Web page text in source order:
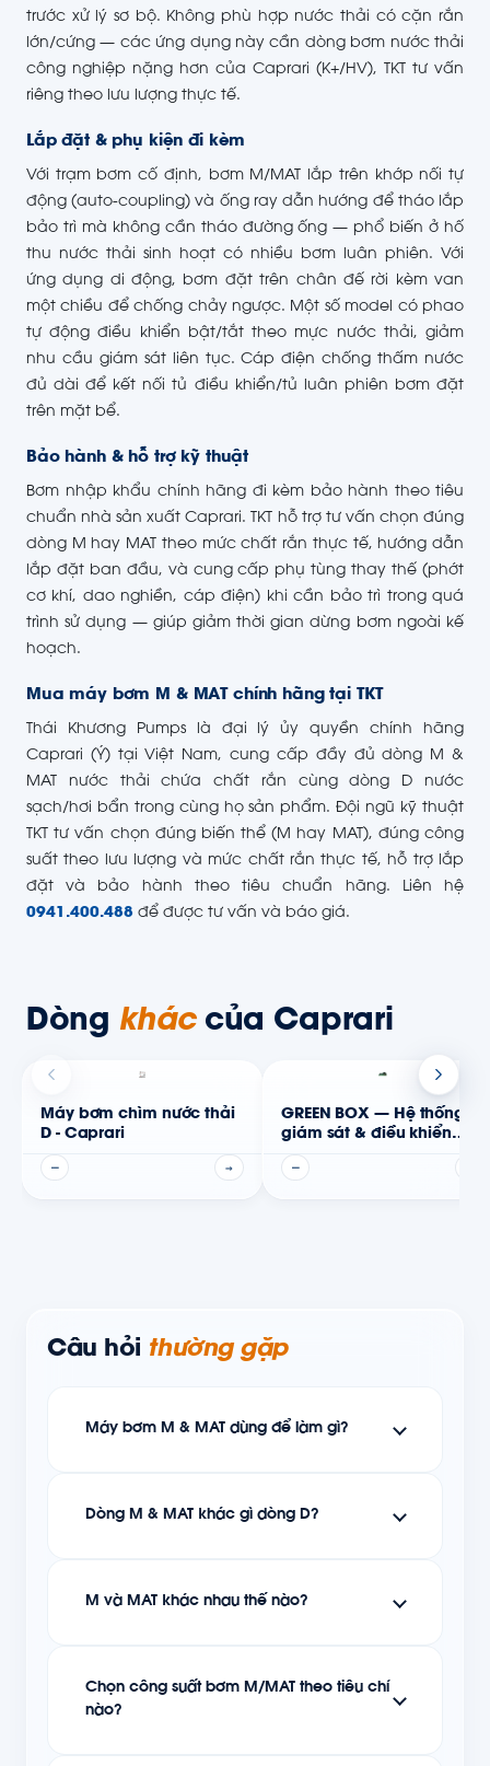
trước xử lý sơ bộ. Không phù hợp nước thải có cặn rắn
lớn/cứng — các ứng dụng này cần dòng bơm nước thải
công nghiệp nặng hơn của Caprari (K+/HV), TKT tư vấn
riêng theo lưu lượng thực tế.
Lắp đặt & phụ kiện đi kèm
Với trạm bơm cố định, bơm M/MAT lắp trên khớp nối tự
động (auto-coupling) và ống ray dẫn hướng để tháo lắp
bảo trì mà không cần tháo đường ống — phổ biến ở hố
thu nước thải sinh hoạt có nhiều bơm luân phiên. Với
ứng dụng di động, bơm đặt trên chân đế rời kèm van
một chiều để chống chảy ngược. Một số model có phao
tự động điều khiển bật/tắt theo mực nước thải, giảm
nhu cầu giám sát liên tục. Cáp điện chống thấm nước
đủ dài để kết nối tủ điều khiển/tủ luân phiên bơm đặt
trên mặt bể.
Bảo hành & hỗ trợ kỹ thuật
Bơm nhập khẩu chính hãng đi kèm bảo hành theo tiêu
chuẩn nhà sản xuất Caprari. TKT hỗ trợ tư vấn chọn đúng
dòng M hay MAT theo mức chất rắn thực tế, hướng dẫn
lắp đặt ban đầu, và cung cấp phụ tùng thay thế (phớt
cơ khí, dao nghiền, cáp điện) khi cần bảo trì trong quá
trình sử dụng — giúp giảm thời gian dừng bơm ngoài kế
hoạch.
Mua máy bơm M & MAT chính hãng tại TKT
Thái Khương Pumps là đại lý ủy quyền chính hãng
Caprari (Ý) tại Việt Nam, cung cấp đầy đủ dòng M &
MAT nước thải chứa chất rắn cùng dòng D nước
sạch/hơi bẩn trong cùng họ sản phẩm. Đội ngũ kỹ thuật
TKT tư vấn chọn đúng biến thể (M hay MAT), đúng công
suất theo lưu lượng và mức chất rắn thực tế, hỗ trợ lắp
đặt và bảo hành theo tiêu chuẩn hãng. Liên hệ
0941.400.488 để được tư vấn và báo giá.
Dòng kháccủa Caprari
Máy bơm chìm nước thải
D - Caprari
— →
GREEN BOX — Hệ thống
giám sát & điều khiển
bơm IoT - Caprari
—
Câu hỏi thường gặp
Máy bơm M & MAT dùng để làm gì?
Dòng M & MAT khác gì dòng D?
M và MAT khác nhau thế nào?
Chọn công suất bơm M/MAT theo tiêu chí
nào?